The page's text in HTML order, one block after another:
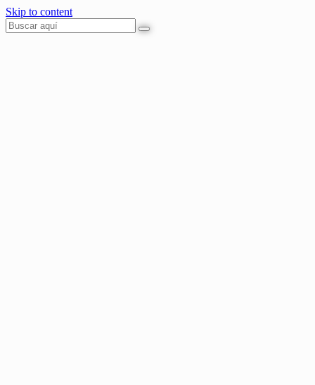
Skip to content